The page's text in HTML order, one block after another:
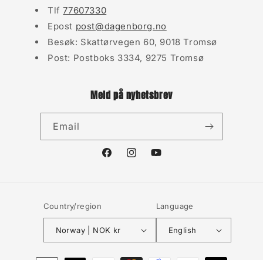
Tlf77607330
Epost post@dagenborg.no
Besøk: Skattørvegen 60, 9018 Tromsø
Post: Postboks 3334, 9275 Tromsø
Meld på nyhetsbrev
Email
FacebookInstagramYouTube
Country/region
Norway | NOK kr
Language
English